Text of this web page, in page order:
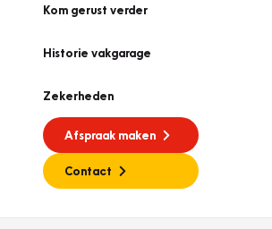
Kom gerust verder
Historie vakgarage
Zekerheden
Afspraak maken
Contact